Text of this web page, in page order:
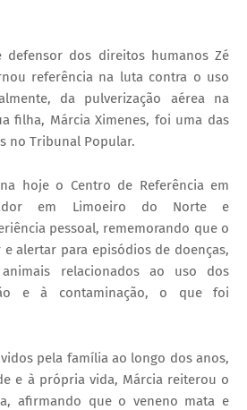
dos direitos humanos Zé
referência na luta contra o uso
da pulverização aérea na
filha, Márcia Ximenes, foi uma das
no Tribunal Popular.
hoje o Centro de Referência em
em Limoeiro do Norte e
pessoal, rememorando que o
alertar para episódios de doenças,
relacionados ao uso dos
e à contaminação, o que foi
pela família ao longo dos anos,
e à própria vida, Márcia reiterou o
afirmando que o veneno mata e